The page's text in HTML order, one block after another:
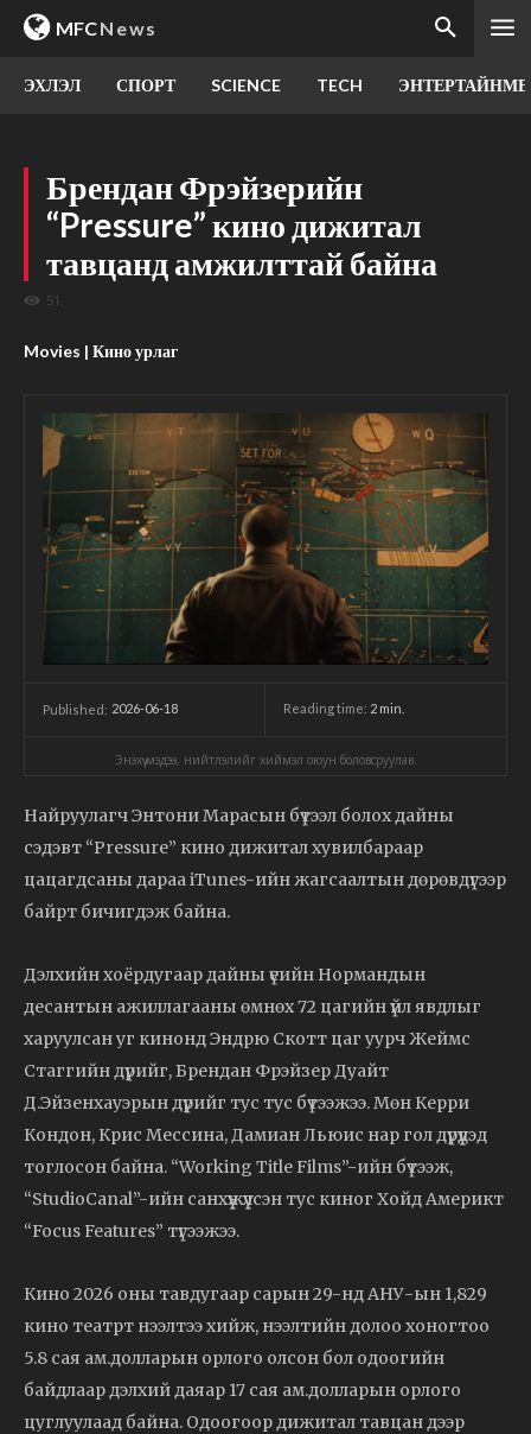
MFCNews
ЭХЛЭЛ СПОРТ SCIENCE TECH
Брендан Фрэйзерийн
“Pressure” кино дижитал
тавцанд амжилттай байна
51
Movies | Кино урлаг
Published: 2026-06-18 Reading time: 2 min.
Энэхүү мэдээ, нийтлэлийг хиймэл оюун боловсруулав.
Найруулагч Энтони Марасын бүтээл болох дайны
сэдэвт “Pressure” кино дижитал хувилбараар
цацагдсаны дараа iTunes-ийн жагсаалтын дөрөвдүгээр
байрт бичигдэж байна.
Дэлхийн хоёрдугаар дайны үеийн Нормандын
десантын ажиллагааны өмнөх 72 цагийн үйл явдлыг
харуулсан уг кинонд Эндрю Скотт цаг уурч Жеймс
Стаггийн дүрийг, Брендан Фрэйзер Дуайт
Д.Эйзенхауэрын дүрийг тус тус бүтээжээ. Мөн Керри
Кондон, Крис Мессина, Дамиан Льюис нар гол дүрүүдэд
тоглосон байна. “Working Title Films”-ийн бүтээж,
“StudioCanal”-ийн санхүүжүүлсэн тус киног Хойд Америкт
“Focus Features” түгээжээ.
Кино 2026 оны тавдугаар сарын 29-нд АНУ-ын 1,829
кино театрт нээлтээ хийж, нээлтийн долоо хоногтоо
5.8 сая ам.долларын орлого олсон бол одоогийн
байдлаар дэлхий даяар 17 сая ам.долларын орлого
цуглуулаад байна. Одоогоор дижитал тавцан дээр